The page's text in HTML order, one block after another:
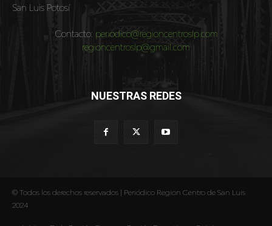
San Luis Potosí
Contacto: periodico@regioncentroslp.com
regioncentroslp@gmail.com
NUESTRAS REDES
© Todos los derechos reservados | Periódico Region Centro de San Luis
2024